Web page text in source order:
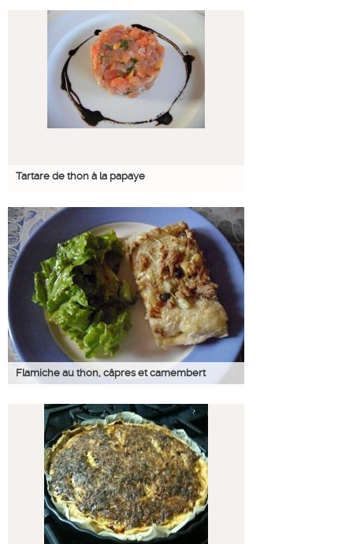
Tartare de thon à la papaye
Flamiche au thon, câpres et camembert